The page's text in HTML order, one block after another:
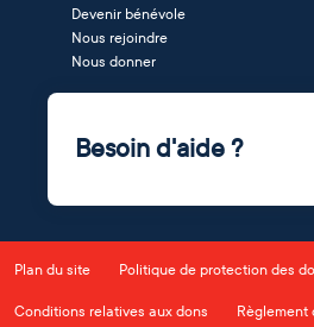
Devenir bénévole
Nous rejoindre
Nous donner
Besoin d'aide ?
Plan du site Politique de protection des
Conditions relatives aux dons Règlement